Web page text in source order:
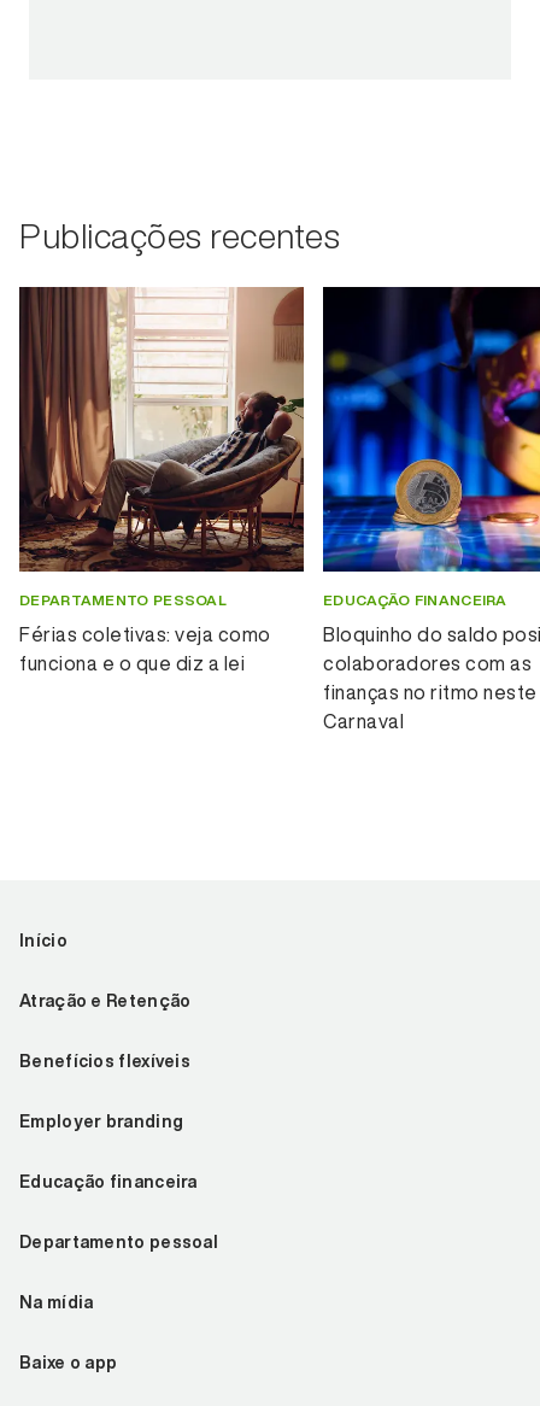
Publicações recentes
DEPARTAMENTO PESSOAL
Férias coletivas: veja como
funciona e o que diz a lei
EDUCAÇÃO FINANCEIRA
Bloquinho do saldo
colaboradores com as
finanças no ritmo neste
Carnaval
Início
Atração e Retenção
Benefícios flexíveis
Employer branding
Educação financeira
Departamento pessoal
Na mídia
Baixe o app